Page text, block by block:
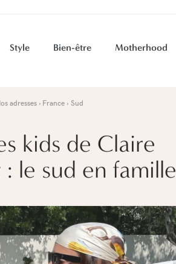
Style Bien-être Motherhood
adresses France Sud
kids de Claire
le sud en famille